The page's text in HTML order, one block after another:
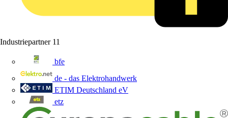
Industriepartner 11
bfe
de - das Elektrohandwerk
ETIM Deutschland eV
etz